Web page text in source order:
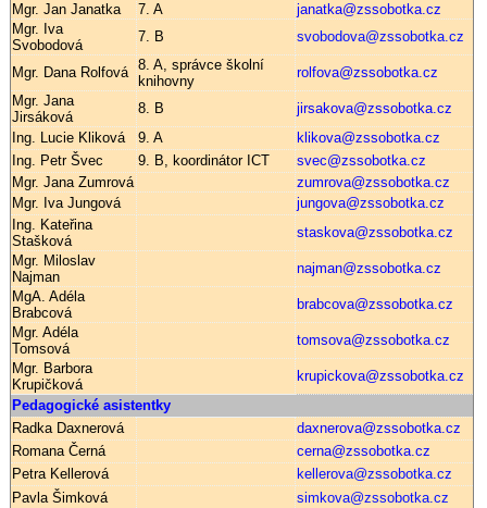
Mgr. Jan Janatka
7. A
janatka@zssobotka.cz
Mgr. Iva
Svobodová
7. B svobodova@zssobotka.cz
Mgr. Dana Rolfová
8. A, správce školní
knihovny
rolfova@zssobotka.cz
Mgr. Jana
Jirsáková
8. B
jirsakova@zssobotka.cz
Ing. Lucie Kliková
9. A
klikova@zssobotka.cz
Ing. Petr Švec
9. B, koordinátor ICT
svec@zssobotka.cz
Mgr. Jana Zumrová
zumrova@zssobotka.cz
Mgr. Iva Jungová
jungova@zssobotka.cz
Ing. Kateřina
Stašková
staskova@zssobotka.cz
Mgr. Miloslav
Najman
najman@zssobotka.cz
MgA. Adéla
Brabcová
brabcova@zssobotka.cz
Mgr. Adéla
Tomsová
tomsova@zssobotka.cz
Mgr. Barbora
Krupičková
krupickova@zssobotka.cz
Pedagogické asistentky
Radka Daxnerová
daxnerova@zssobotka.cz
Romana Černá
cerna@zssobotka.cz
Petra Kellerová
kellerova@zssobotka.cz
Pavla Šimková
simkova@zssobotka.cz